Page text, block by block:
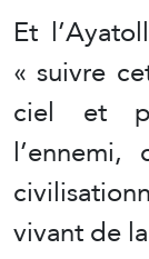
Et
« suivre
ciel et
l’ennemi,
vivant de